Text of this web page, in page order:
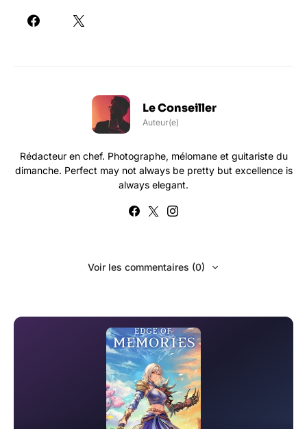
Le Conseiller
Auteur(e)
Rédacteur en chef. Photographe, mélomane et guitariste du
dimanche. Perfect may not always be pretty but excellence is
always elegant.
Voir les commentaires (0)